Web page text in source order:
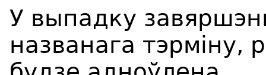
У выпадку
названага тэрміну,